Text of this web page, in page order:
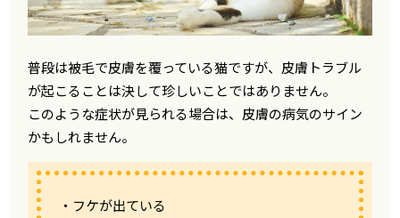
普段は被毛で皮膚を覆っている猫ですが、皮膚トラブル
が起こることは決して珍しいことではありません。
このような症状が見られる場合は、皮膚の病気のサイン
かもしれません。
・フケが出ている